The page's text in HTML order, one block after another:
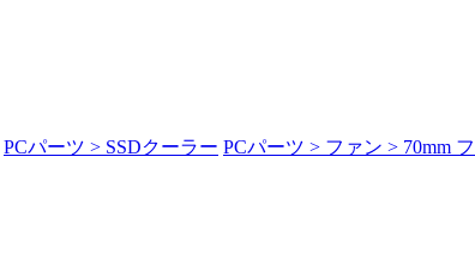
PCパーツ > SSDクーラー PCパーツ > ファン > 70mm